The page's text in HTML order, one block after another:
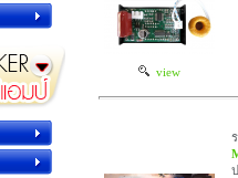
view